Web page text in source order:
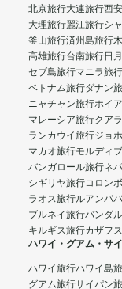
北京旅行大連旅行西
大理旅行麗江旅行シ
釜山旅行済州島旅行
高雄旅行台南旅行日
セブ島旅行マニラ旅行
ベトナム旅行ダナン
ニャチャン旅行ホイ
マレーシア旅行クア
ランカウイ旅行ジョ
マカオ旅行モルディ
バンガロール旅行ネ
シギリヤ旅行コロン
ラオス旅行ルアンパ
ブルネイ旅行バンダ
キルギス旅行カザフ
ハワイ・グアム・サ
ハワイ旅行ハワイ島
グアム旅行サイパン